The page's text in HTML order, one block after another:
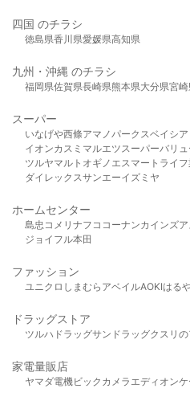
四国 のチラシ
徳島県香川県愛媛県高知県
九州・沖縄 のチラシ
福岡県佐賀県長崎県熊本県大分県宮
スーパー
いなげや西條アマノパークスベイシア
イオンカスミ マルエツスーパーバリュ
ツルヤマルト オギノ エスマート ライフ
ダイレックスサンエーイズミヤ
ホームセンター
島忠 コメリ ナフコ コーナンカインズ
ジョイフル本田
ファッション
ユニクロ しまむら アベイルAOKIはる
ドラッグストア
ツルハドラッグサンドラッグクスリ
家電量販店
ヤマダ電機ビックカメラ エディオン